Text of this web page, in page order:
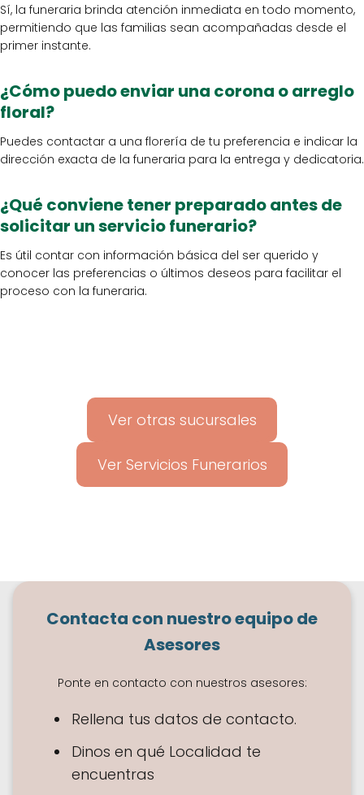
Sí, la funeraria brinda atención inmediata en todo momento,
permitiendo que las familias sean acompañadas desde el
primer instante.
¿Cómo puedo enviar una corona o arreglo
floral?
Puedes contactar a una florería de tu preferencia e indicar la
dirección exacta de la funeraria para la entrega y dedicatoria.
¿Qué conviene tener preparado antes de
solicitar un servicio funerario?
Es útil contar con información básica del ser querido y
conocer las preferencias o últimos deseos para facilitar el
proceso con la funeraria.
Ver otras sucursales
Ver Servicios Funerarios
Contacta con nuestro equipo de
Asesores
Ponte en contacto con nuestros asesores:
Rellena tus datos de contacto.
Dinos en qué Localidad te
encuentras